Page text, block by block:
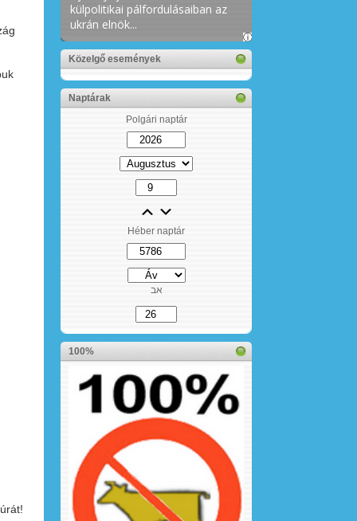
Közelgő események
Naptárak
Polgári naptár
Héber naptár
אב
100%